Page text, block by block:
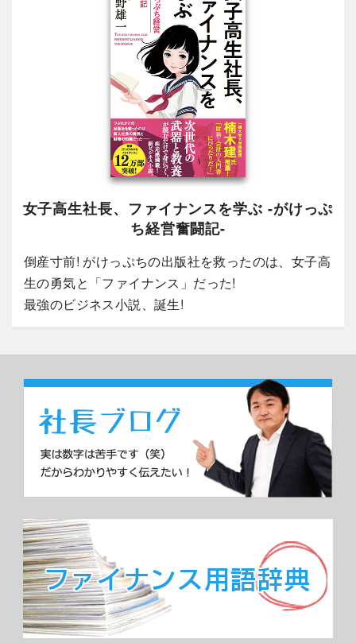
女子高生社長、ファイナンスを学ぶ -がけっぷ
ち経営奮闘記-
倒産寸前! がけっぷちの出版社を救ったのは、女子高
生の勇気と「ファイナンス」だった!
最強のビジネス小説、誕生!